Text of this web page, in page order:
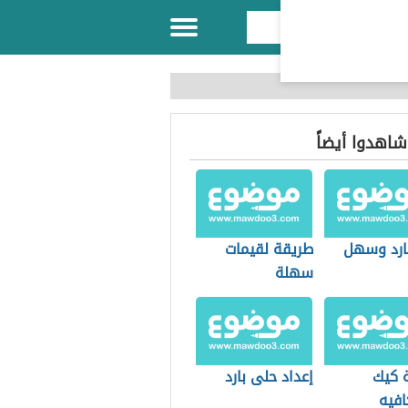
شاهدوا أيضاً
وسهل
طريقة لقيمات
سهلة
كيك
إعداد حلى بارد